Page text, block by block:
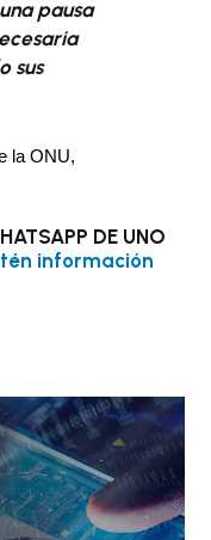
pausa
sus
la ONU,
DE UNO
información